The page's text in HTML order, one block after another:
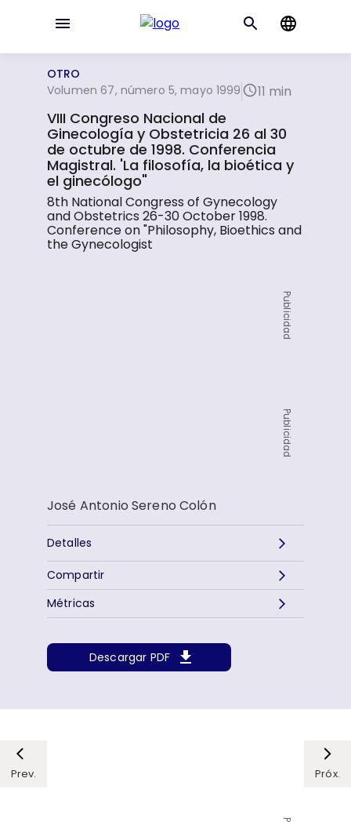
OTRO
Volumen 67, número 5, mayo 1999
11 min
VIII Congreso Nacional de
Ginecología y Obstetricia 26 al 30
de octubre de 1998. Conferencia
Magistral. 'La filosofía, la bioética y
el ginecólogo"
8th National Congress of Gynecology
and Obstetrics 26-30 October 1998.
Conference on "Philosophy, Bioethics and
the Gynecologist
Publicidad
Publicidad
José Antonio Sereno Colón
Detalles
Descargar PDF
Métricas
Compartir
Prev. Próx.